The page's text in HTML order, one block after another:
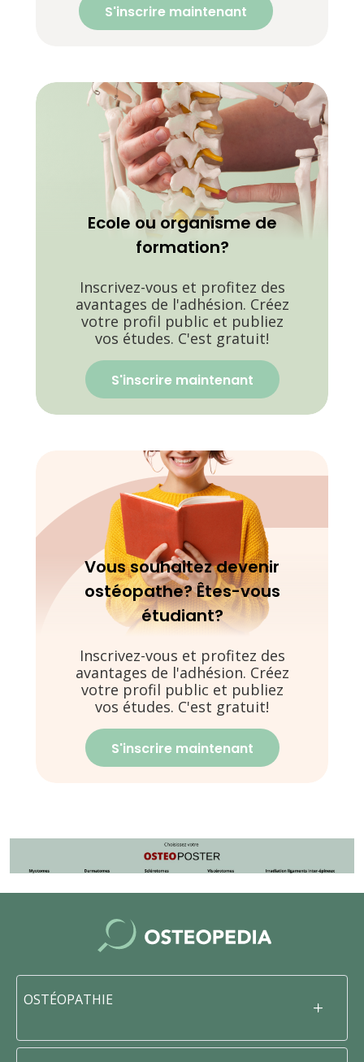
S'inscrire maintenant
Ecole ou organisme de
formation?
Inscrivez-vous et profitez des
avantages de l'adhésion. Créez
votre profil public et publiez
vos études. C'est gratuit!
S'inscrire maintenant
Vous souhaitez devenir
ostéopathe? Êtes-vous
étudiant?
Inscrivez-vous et profitez des
avantages de l'adhésion. Créez
votre profil public et publiez
vos études. C'est gratuit!
S'inscrire maintenant
OSTÉOPATHIE